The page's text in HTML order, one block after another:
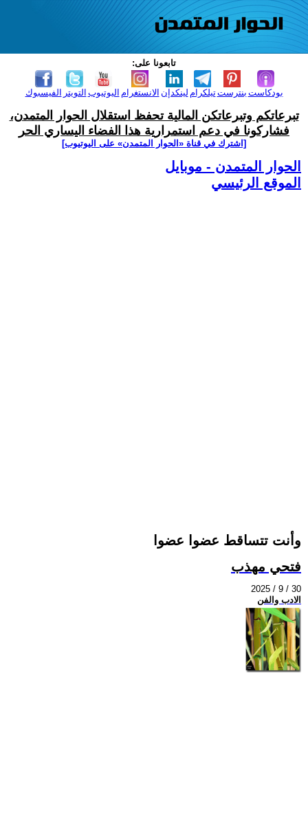
تابعونا على:
الفيسبوك التويتر اليوتيوب الانستغرام لينكدإن تيلكرامبنترست بودكاست
تبرعاتكم وتبرعاتكن المالية تحفظ استقلال الحوار المتمدن،
فشاركونا في دعم استمرارية هذا الفضاء اليساري الحر
[اشترك في قناة ‫«الحوار المتمدن» على اليوتيوب]
الحوار المتمدن - موبايل
الموقع الرئيسي
وأنت تتساقط عضوا عضوا
فتحي مهذب
2025 / 9 / 30
الادب والفن